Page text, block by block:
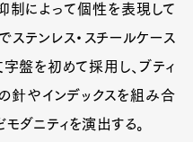
制によって個性を表現して
ステンレス・スチールケース
盤を初めて採用し、ブティ
針やインデックスを組み合
ダニティを演出する。